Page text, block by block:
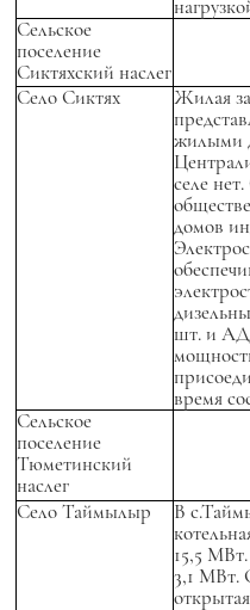
Сельское
поселение
Сиктяхский наслег
Село Сиктях
Жилая
жилыми
селе
домов
шт. и АД-
время
Сельское
поселение
Тюметинский
наслег
Село Таймылыр
В
15,5
3,1 МВт.